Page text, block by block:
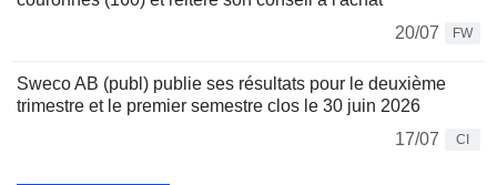
20/07
FW
Sweco AB (publ) publie ses résultats pour le deuxième
trimestre et le premier semestre clos le 30 juin 2026
17/07
CI